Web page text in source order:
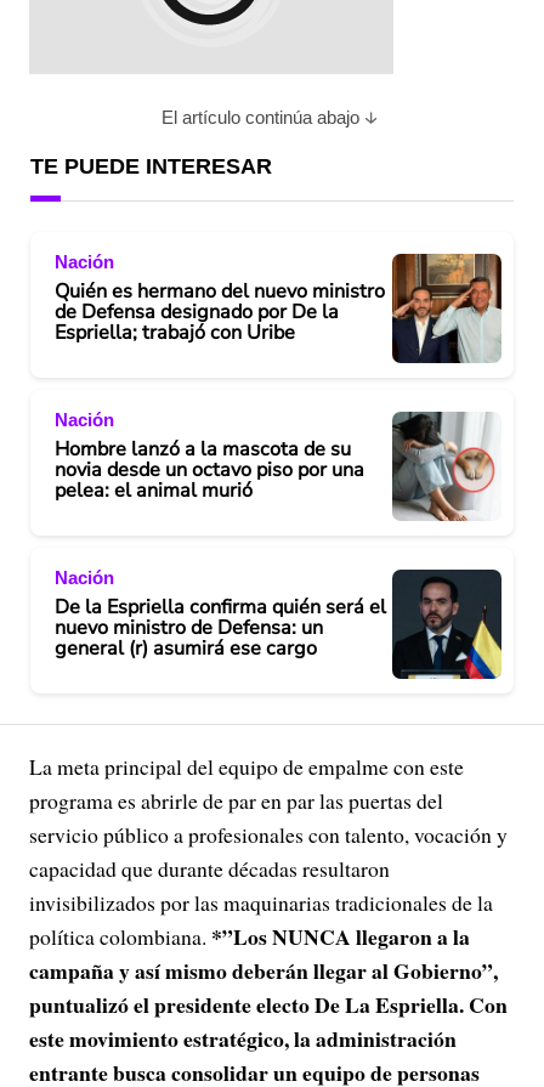
El artículo continúa abajo
TE PUEDE INTERESAR
Nación
Quién es hermano del nuevo ministro
de Defensa designado por De la
Espriella; trabajó con Uribe
Nación
Hombre lanzó a la mascota de su
novia desde un octavo piso por una
pelea: el animal murió
Nación
De la Espriella confirma quién será el
nuevo ministro de Defensa: un
general (r) asumirá ese cargo
La meta principal del equipo de empalme con este
programa es abrirle de par en par las puertas del
servicio público a profesionales con talento, vocación y
capacidad que durante décadas resultaron
invisibilizados por las maquinarias tradicionales de la
política colombiana. *”Los NUNCA llegaron a la
campaña y así mismo deberán llegar al Gobierno”,
puntualizó el presidente electo De La Espriella. Con
este movimiento estratégico, la administración
entrante busca consolidar un equipo de personas